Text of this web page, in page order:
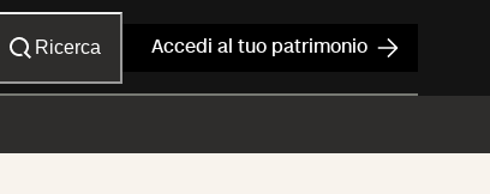
Ricerca Accedi al tuo patrimonio